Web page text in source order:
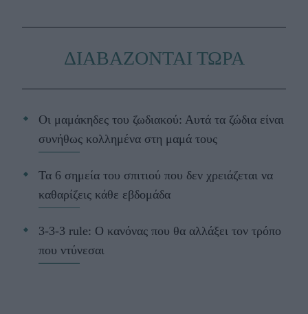
ΔΙΑΒΑΖΟΝΤΑΙ ΤΩΡΑ
Οι μαμάκηδες του ζωδιακού: Αυτά τα ζώδια είναι
συνήθως κολλημένα στη μαμά τους
Τα 6 σημεία του σπιτιού που δεν χρειάζεται να
καθαρίζεις κάθε εβδομάδα
3-3-3 rule: Ο κανόνας που θα αλλάξει τον τρόπο
που ντύνεσαι